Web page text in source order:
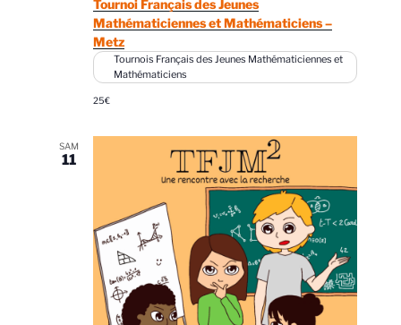
Tournoi Français des Jeunes
Mathématiciennes et Mathématiciens –
Metz
Tournois Français des Jeunes Mathématiciennes et
Mathématiciens
25€
SAM
11